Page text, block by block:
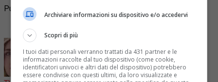
Pubblicità
Archiviare informazioni su dispositivo e/o accedervi
Scopri di più
I tuoi dati personali verranno trattati da 431 partner e le
informazioni raccolte dal tuo dispositivo (come cookie,
identificatori univoci e altri dati del dispositivo) potrebbero
essere condivise con questi ultimi, da loro visualizzate e